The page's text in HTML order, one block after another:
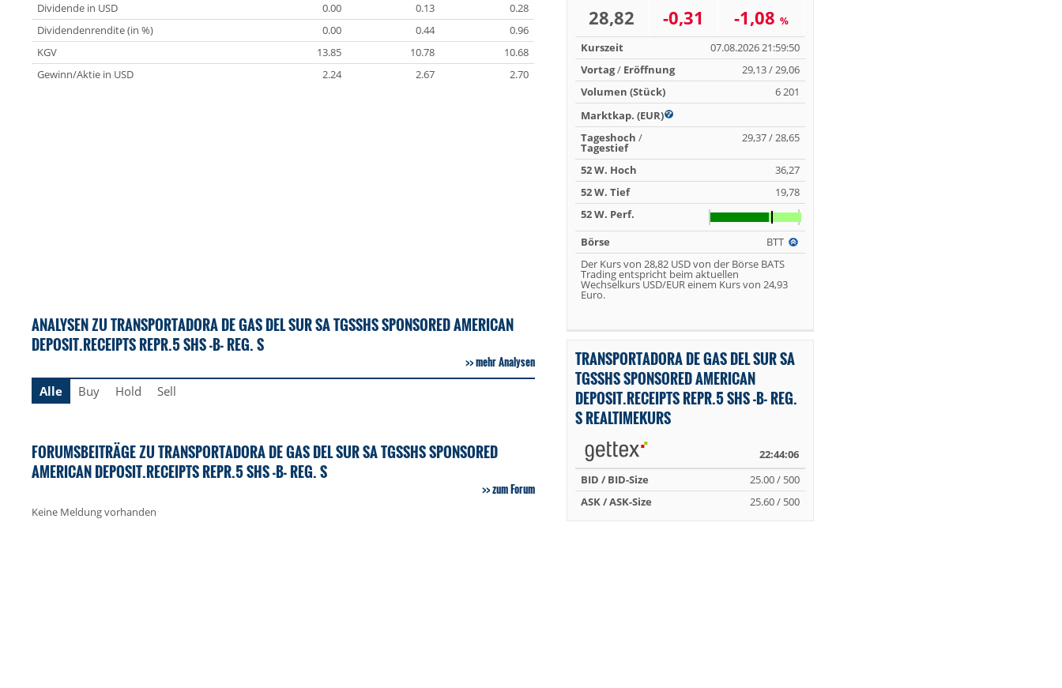
Dividende in USD
0.00 0.13
0.28
Dividendenrendite (in %)
0.00 0.44
0.96
KGV
13.85 10.78
10.68
Gewinn/Aktie in USD
2.24 2.67 2.70
ANALYSEN ZU TRANSPORTADORA DE GAS DEL SUR SA TGSSHS SPONSORED AMERICAN
DEPOSIT.RECEIPTS REPR.5 SHS -B- REG. S
mehr Analysen
Alle
Buy Hold Sell
FORUMSBEITRÄGE ZU TRANSPORTADORA DE GAS DEL SUR SA TGSSHS SPONSORED
AMERICAN DEPOSIT.RECEIPTS REPR.5 SHS -B- REG. S
zum Forum
Keine Meldung vorhanden
28,82 -0,31 -1,08 %
Kurszeit
07.08.2026 21:59:50
Vortag/ Eröffnung
29,13 / 29,06
Volumen (Stück)
6 201
Marktkap. (EUR)
Tageshoch /
Tagestief
29,37 / 28,65
52 W. Hoch
36,27
52 W. Tief
19,78
52 W. Perf.
Börse
BTT
Der Kurs von 28,82 USD von der Börse BATS
Trading entspricht beim aktuellen
Wechselkurs USD/EUR einem Kurs von 24,93
Euro.
TRANSPORTADORA DE GAS DEL SUR SA
TGSSHS SPONSORED AMERICAN
DEPOSIT.RECEIPTS REPR.5 SHS -B- REG.
S REALTIMEKURS
22:44:06
BID / BID-Size
25.00 / 500
ASK / ASK-Size
25.60 / 500